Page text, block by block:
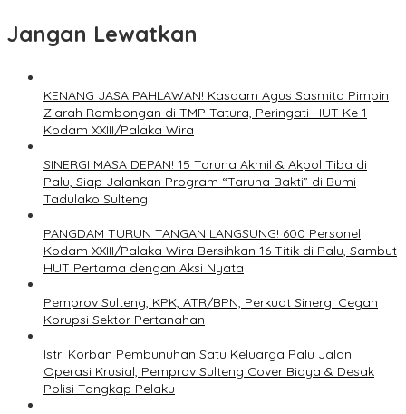
Jangan Lewatkan
KENANG JASA PAHLAWAN! Kasdam Agus Sasmita Pimpin
Ziarah Rombongan di TMP Tatura, Peringati HUT Ke-1
Kodam XXIII/Palaka Wira
SINERGI MASA DEPAN! 15 Taruna Akmil & Akpol Tiba di
Palu, Siap Jalankan Program “Taruna Bakti” di Bumi
Tadulako Sulteng
PANGDAM TURUN TANGAN LANGSUNG! 600 Personel
Kodam XXIII/Palaka Wira Bersihkan 16 Titik di Palu, Sambut
HUT Pertama dengan Aksi Nyata
Pemprov Sulteng, KPK, ATR/BPN, Perkuat Sinergi Cegah
Korupsi Sektor Pertanahan
Istri Korban Pembunuhan Satu Keluarga Palu Jalani
Operasi Krusial, Pemprov Sulteng Cover Biaya & Desak
Polisi Tangkap Pelaku